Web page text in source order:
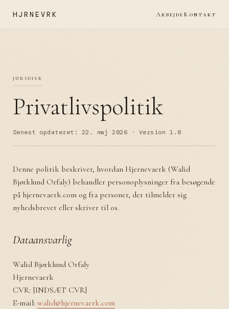
HJRNEVRK ArbejdeKontakt
juridisk
Privatlivspolitik
Senest opdateret: 22. maj 2026 · Version 1.0
Denne politik beskriver, hvordan Hjernevaerk (Walid
Bjørklund Orfaly) behandler personoplysninger fra besøgende
på hjernevaerk.com og fra personer, der tilmelder sig
nyhedsbrevet eller skriver til os.
Dataansvarlig
Walid Bjørklund Orfaly
Hjernevaerk
CVR: [INDSÆT CVR]
E-mail: walid@hjernevaerk.com